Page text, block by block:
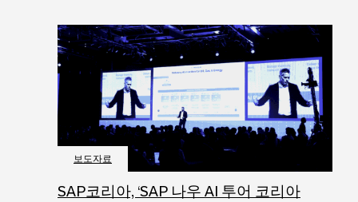
보도자료
SAP코리아, ‘SAP 나우 AI 투어 코리아